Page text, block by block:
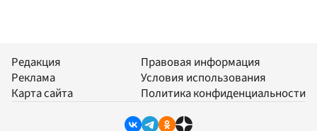
Редакция
Реклама
Карта сайта
Правовая информация
Условия использования
Политика конфиденциальности